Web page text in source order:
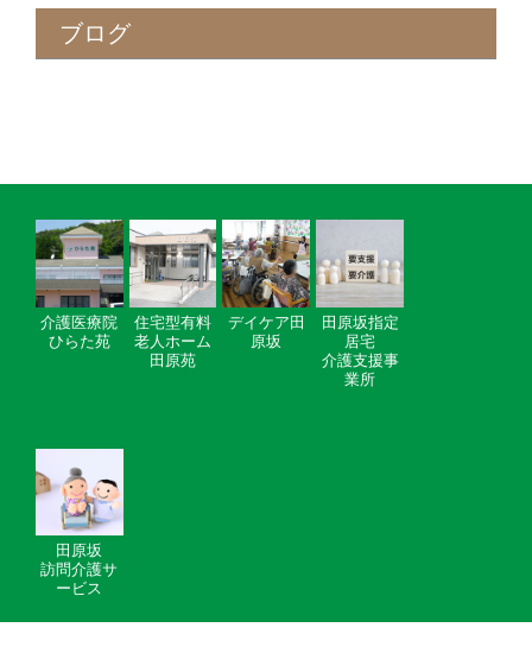
ブログ
介護医療院
ひらた苑
住宅型有料
老人ホーム
田原苑
デイケア田
原坂
田原坂指定
居宅
介護支援事
業所
田原坂
訪問介護サ
ービス